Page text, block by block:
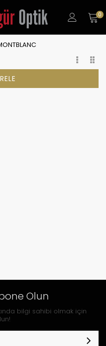
0
Olun
bilgi sahibi olmak için